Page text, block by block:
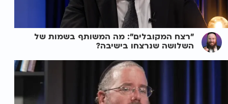
"רצח המקובלים": מה המשותף בשמות של
השלושה שנרצחו בישיבה?